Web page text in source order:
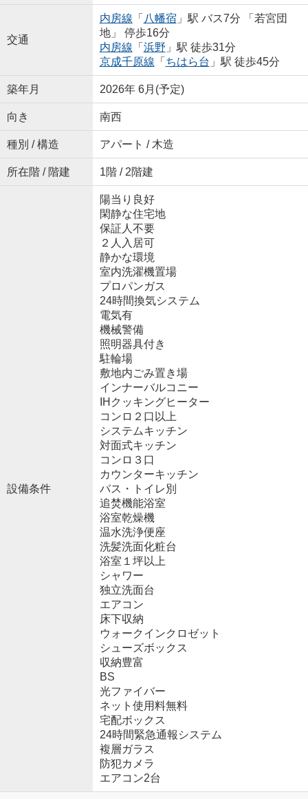
交通
内房線 「 八幡宿 」駅 バス7分 「若宮団
地」 停歩16分
内房線 「 浜野 」駅 徒歩31分
京成千原線 「 ちはら台 」駅 徒歩45分
築年月 2026年 6月(予定)
向き 南西
種別 / 構造 アパート / 木造
所在階 / 階建 1階 / 2階建
設備条件
陽当り良好
閑静な住宅地
保証人不要
２人入居可
静かな環境
室内洗濯機置場
プロパンガス
24時間換気システム
電気有
機械警備
照明器具付き
駐輪場
敷地内ごみ置き場
インナーバルコニー
IHクッキングヒーター
コンロ２口以上
システムキッチン
対面式キッチン
コンロ３口
カウンターキッチン
バス・トイレ別
追焚機能浴室
浴室乾燥機
温水洗浄便座
洗髪洗面化粧台
浴室１坪以上
シャワー
独立洗面台
エアコン
床下収納
ウォークインクロゼット
シューズボックス
収納豊富
BS
光ファイバー
ネット使用料無料
宅配ボックス
24時間緊急通報システム
複層ガラス
防犯カメラ
エアコン2台